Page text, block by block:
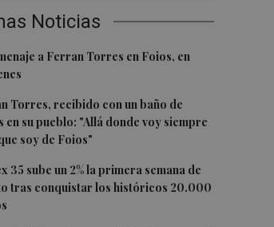
Noticias
a Ferran Torres en Foios, en
Torres, recibido con un baño de
en su pueblo: "Allá donde voy siempre
soy de Foios"
35 sube un 2% la primera semana de
tras conquistar los históricos 20.000